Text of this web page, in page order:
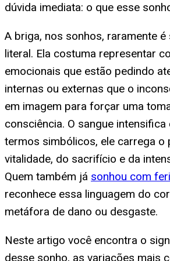
dúvida imediata: o que esse
A briga, nos sonhos, raramente é
literal. Ela costuma representar
emocionais que estão pedindo
internas ou externas que o
em imagem para forçar uma
consciência. O sangue intensifica
termos simbólicos, ele carrega o
vitalidade, do sacrifício e da
Quem também já sonhou com
reconhece essa linguagem do
metáfora de dano ou desgaste.
Neste artigo você encontra o
desse sonho, as variações mais